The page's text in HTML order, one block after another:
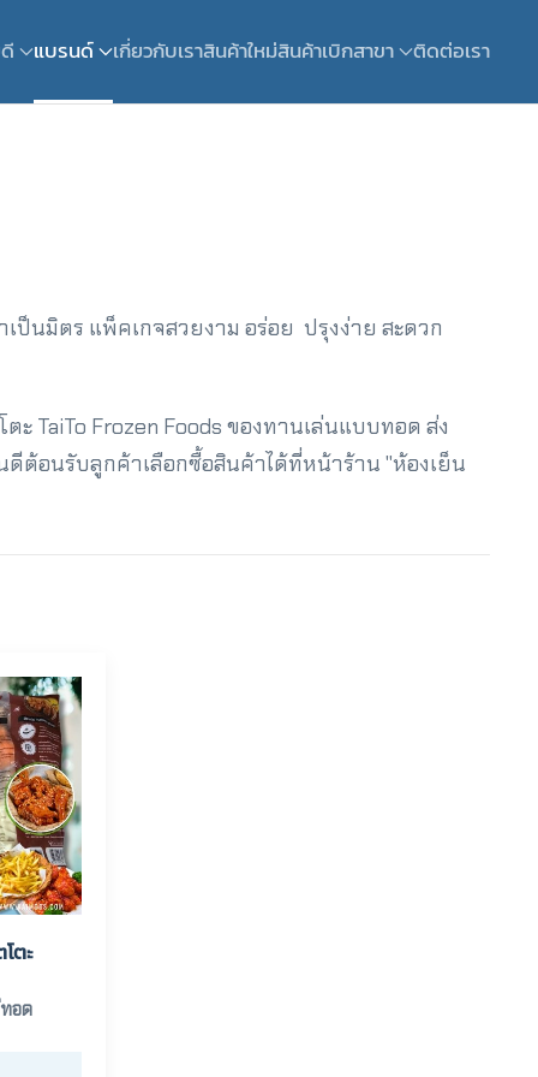
แบรนด์ เกี่ยวกับเราสินค้าใหม่สินค้าเบิกสาขา ติดต่อเรา
นมิตร แพ็คเกจสวยงาม อร่อย ปรุงง่าย สะดวก
TaiTo Frozen Foods ของทานเล่นแบบทอด ส่ง
ดีต้อนรับลูกค้าเลือกซื้อสินค้าได้ที่หน้าร้าน "ห้องเย็น
ตะ
อด